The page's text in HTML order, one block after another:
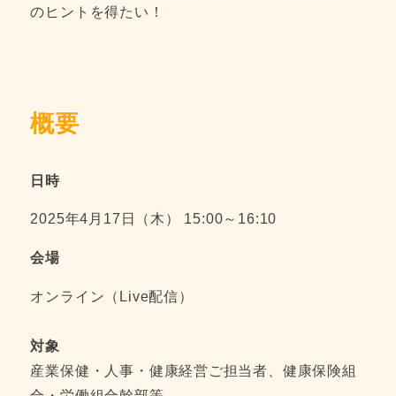
のヒントを得たい！
概要
日時
2025年4月17日（木） 15:00～16:10
会場
オンライン（Live配信）
対象
産業保健・人事・健康経営ご担当者、健康保険組